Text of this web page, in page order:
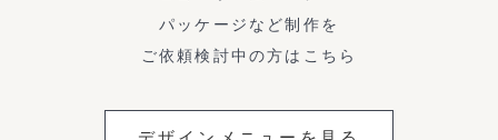
パッケージなど制作を
ご依頼検討中の方はこちら